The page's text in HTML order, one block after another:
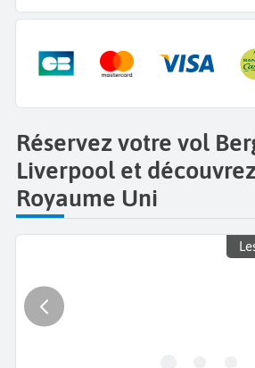
Réservez votre vol
Liverpool et
Royaume Uni